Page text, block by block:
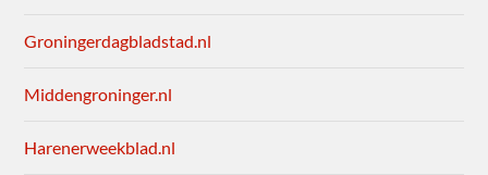
Groningerdagbladstad.nl
Middengroninger.nl
Harenerweekblad.nl